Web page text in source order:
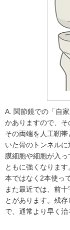
A. 関節鏡での「自
かありますので、そ
その両端を人工靭
いた骨のトンネル
膜細胞や細胞が入
ともに強くなりま
本ではなく2本使っ
また最近では、前
とがあります。残
で、通常より早く治